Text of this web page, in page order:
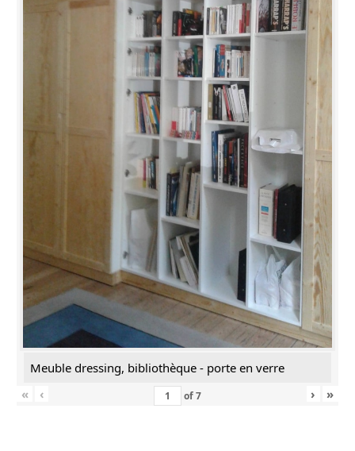
Meuble dressing, bibliothèque - porte en verre
«
‹ of7 › »